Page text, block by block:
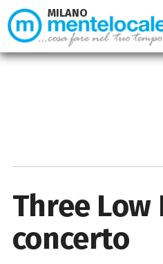
Three Low
concerto
MILANO